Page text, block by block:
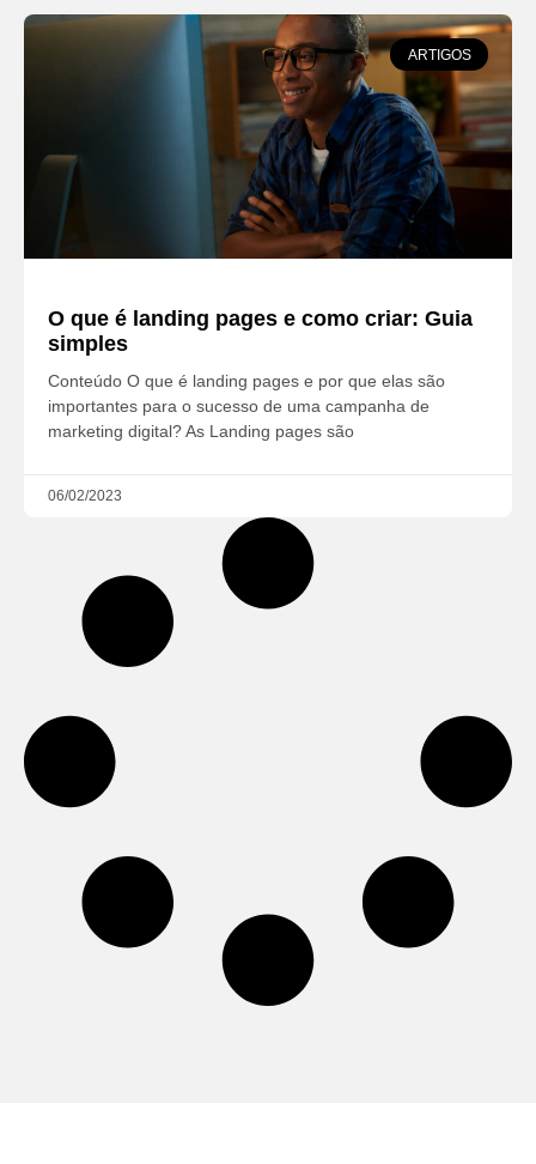
ARTIGOS
O que é landing pages e como criar: Guia
simples
Conteúdo O que é landing pages e por que elas são
importantes para o sucesso de uma campanha de
marketing digital? As Landing pages são
06/02/2023